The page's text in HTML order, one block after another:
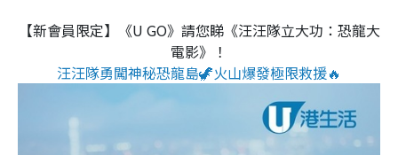
【新會員限定】《U GO》請您睇《汪汪隊立大功：恐龍大
電影》！
汪汪隊勇闖神秘恐龍島🦖火山爆發極限救援🔥